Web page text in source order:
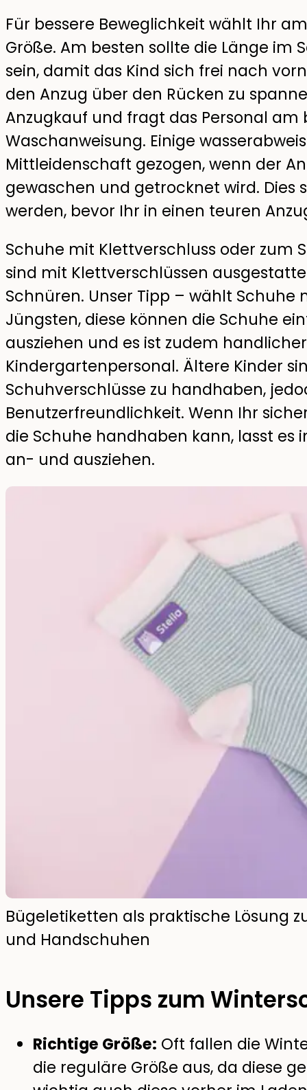
Für bessere Beweglichkeit wählt Ihr
Größe. Am besten sollte die Länge im
sein, damit das Kind sich frei nach
den Anzug über den Rücken zu
Anzugkauf und fragt das Personal
Waschanweisung. Einige
Mittleidenschaft gezogen, wenn der
gewaschen und getrocknet wird. Dies
werden, bevor Ihr in einen teuren
Schuhe mit Klettverschluss oder zum
sind mit Klettverschlüssen
Schnüren. Unser Tipp – wählt
Jüngsten, diese können die Schuhe
ausziehen und es ist zudem
Kindergartenpersonal. Ältere Kinder
Schuhverschlüsse zu handhaben,
Benutzerfreundlichkeit. Wenn Ihr
die Schuhe handhaben kann, lasst es
an- und ausziehen.
Bügeletiketten als praktische Lösung
und Handschuhen
Unsere Tipps zum
Richtige Größe: Oft fallen die
die reguläre Größe aus, da diese